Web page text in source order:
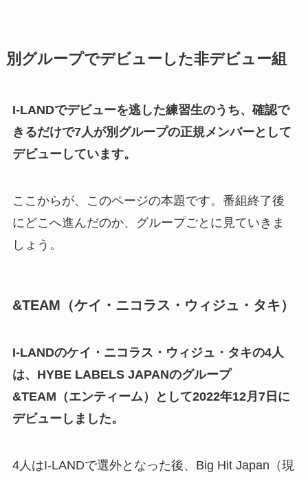
別グループでデビューした非デビュー組
I-LANDでデビューを逃した練習生のうち、確認で
きるだけで7人が別グループの正規メンバーとして
デビューしています。
ここからが、このページの本題です。番組終了後
にどこへ進んだのか、グループごとに見ていきま
しょう。
&TEAM（ケイ・ニコラス・ウィジュ・タキ）
I-LANDのケイ・ニコラス・ウィジュ・タキの4人
は、HYBE LABELS JAPANのグループ
&TEAM（エンティーム）として2022年12月7日に
デビューしました。
4人はI-LANDで選外となった後、Big Hit Japan（現